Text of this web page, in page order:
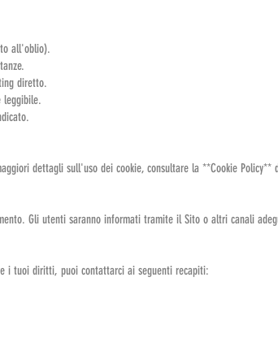
all'oblio).
diretto.
dettagli sull'uso dei cookie, consultare la **Cookie Policy**
Gli utenti saranno informati tramite il Sito o altri canali
i tuoi diritti, puoi contattarci ai seguenti recapiti: